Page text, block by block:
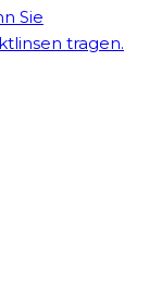
Sie
tragen.